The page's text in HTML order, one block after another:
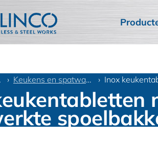
Keukens en spatwanden Inox